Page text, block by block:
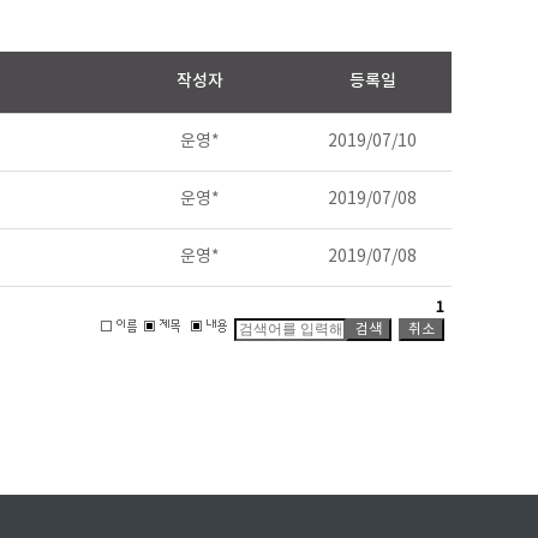
작성자 등록일
운영* 2019/07/10
운영* 2019/07/08
운영* 2019/07/08
1